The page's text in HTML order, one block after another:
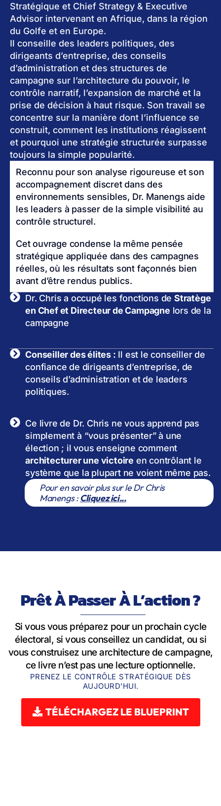
Stratégique et Chief Strategy & Executive
Advisor intervenant en Afrique, dans la région
du Golfe et en Europe.
Il conseille des leaders politiques, des
dirigeants d’entreprise, des conseils
d’administration et des structures de
campagne sur l’architecture du pouvoir, le
contrôle narratif, l’expansion de marché et la
prise de décision à haut risque. Son travail se
concentre sur la manière dont l’influence se
construit, comment les institutions réagissent
et pourquoi une stratégie structurée surpasse
toujours la simple popularité.
Reconnu pour son analyse rigoureuse et son
accompagnement discret dans des
environnements sensibles, Dr. Manengs aide
les leaders à passer de la simple visibilité au
contrôle structurel.
Cet ouvrage condense la même pensée
stratégique appliquée dans des campagnes
réelles, où les résultats sont façonnés bien
avant d’être rendus publics.
Dr. Chris a occupé les fonctions deStratège
en Chef et Directeur de Campagne lors de la
campagne
Conseiller des élites : Il est le conseiller de
confiance de dirigeants d’entreprise, de
conseils d’administration et de leaders
politiques.
Ce livre de Dr. Chris ne vous apprend pas
simplement à “vous présenter” à une
élection ; il vous enseigne comment
architecturer une victoire en contrôlant le
système que la plupart ne voient même pas.
Pour en savoir plus sur le Dr Chris
Manengs :Cliquez ici...
Prêt À Passer À L’action ?
Si vous vous préparez pour un prochain cycle
électoral, si vous conseillez un candidat, ou si
vous construisez une architecture de campagne,
ce livre n’est pas une lecture optionnelle.
PRENEZ LE CONTRÔLE STRATÉGIQUE DÈS
AUJOURD’HUI.
TÉLÉCHARGEZ LE BLUEPRINT